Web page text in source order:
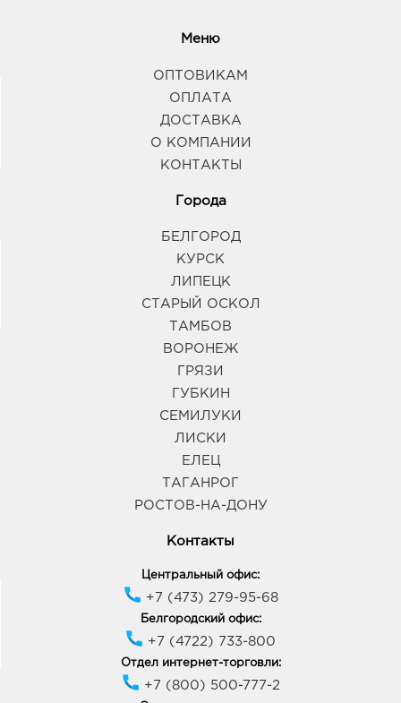
Меню
ОПТОВИКАМ
ОПЛАТА
ДОСТАВКА
О КОМПАНИИ
КОНТАКТЫ
Города
БЕЛГОРОД
КУРСК
ЛИПЕЦК
СТАРЫЙ ОСКОЛ
ТАМБОВ
ВОРОНЕЖ
ГРЯЗИ
ГУБКИН
СЕМИЛУКИ
ЛИСКИ
ЕЛЕЦ
ТАГАНРОГ
РОСТОВ-НА-ДОНУ
Контакты
Центральный офис:
+7 (473) 279-95-68
Белгородский офис:
+7 (4722) 733-800
Отдел интернет-торговли:
+7 (800) 500-777-2